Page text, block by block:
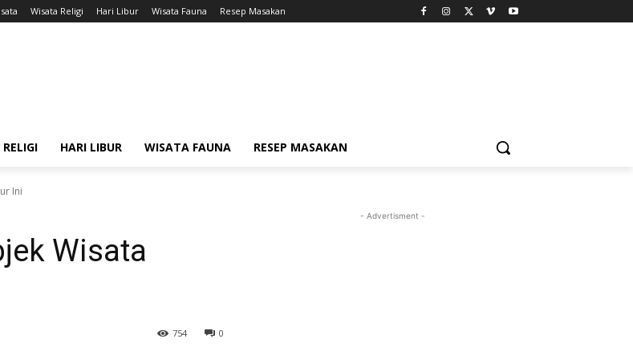
Wisata Religi Hari Libur Wisata Fauna Resep Masakan
HARI LIBUR WISATA FAUNA RESEP MASAKAN
Ini
Wisata
0
754
- Advertisment -